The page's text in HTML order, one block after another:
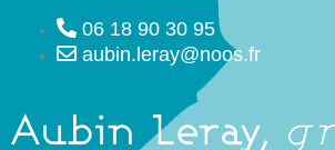
06 18 90 30 95
aubin.leray@noos.fr